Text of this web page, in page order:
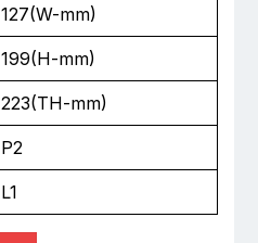
127(W-mm)
199(H-mm)
223(TH-mm)
P2
L1